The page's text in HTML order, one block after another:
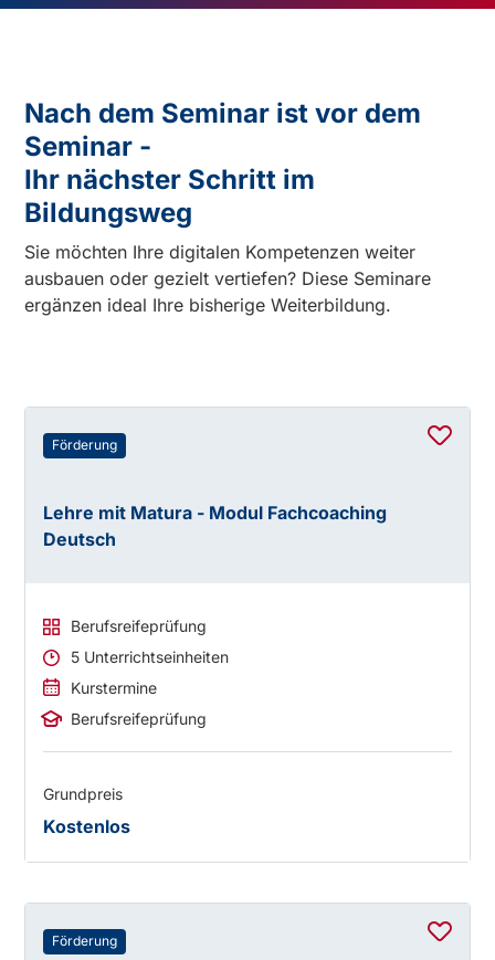
Nach dem Seminar ist vor dem
Seminar -
Ihr nächster Schritt im
Bildungsweg
Sie möchten Ihre digitalen Kompetenzen weiter
ausbauen oder gezielt vertiefen? Diese Seminare
ergänzen ideal Ihre bisherige Weiterbildung.
Förderung
Lehre mit Matura - Modul Fachcoaching
Deutsch
Berufsreifeprüfung
5 Unterrichtseinheiten
Kurstermine
Berufsreifeprüfung
Grundpreis
Kostenlos
Förderung